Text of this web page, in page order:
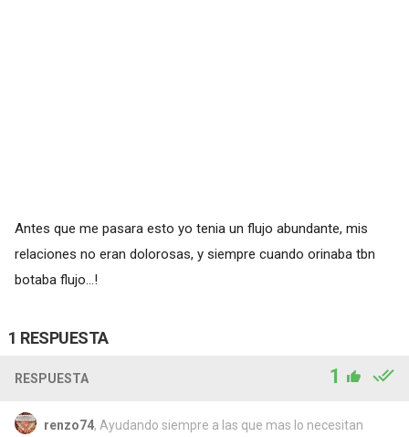
Antes que me pasara esto yo tenia un flujo abundante, mis
relaciones no eran dolorosas, y siempre cuando orinaba tbn
botaba flujo...!
1 RESPUESTA
RESPUESTA 1
renzo74, Ayudando siempre a las que mas lo necesitan